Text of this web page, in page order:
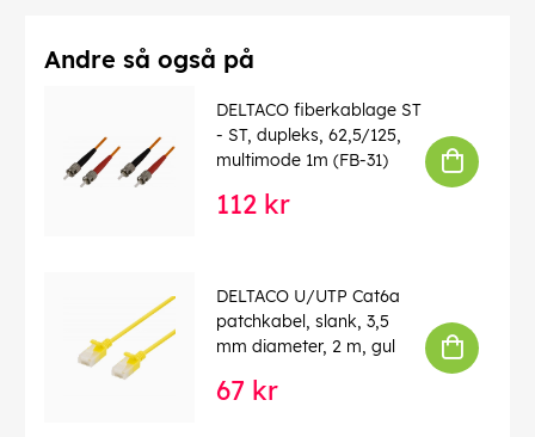
Andre så også på
DELTACO fiberkablage ST
- ST, dupleks, 62,5/125,
multimode 1m (FB-31)
112 kr
DELTACO U/UTP Cat6a
patchkabel, slank, 3,5
mm diameter, 2 m, gul
67 kr